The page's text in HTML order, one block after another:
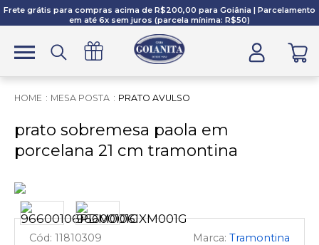
Frete grátis para compras acima de R$200,00 para Goiânia | Parcelamento
em até 6x sem juros (parcela mínima: R$50)
MESA POSTA PRATO AVULSO
prato sobremesa paola em
porcelana 21 cm tramontina
11810309 Tramontina